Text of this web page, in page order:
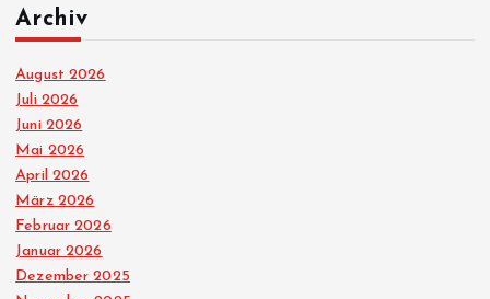
Archiv
August 2026
Juli 2026
Juni 2026
Mai 2026
April 2026
März 2026
Februar 2026
Januar 2026
Dezember 2025